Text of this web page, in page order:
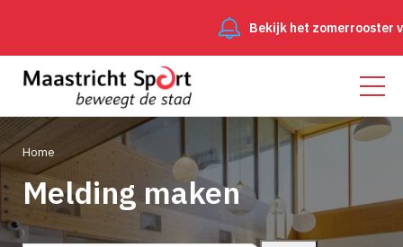
Bekijk het zomerrooster
Kruimelpad
Home
Melding maken